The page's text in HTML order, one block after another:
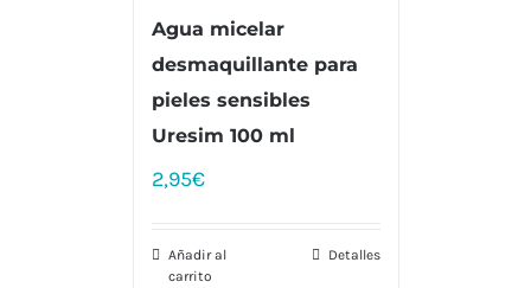
Agua micelar
desmaquillante para
pieles sensibles
Uresim 100 ml
2,95€
Añadir al
carrito
Detalles